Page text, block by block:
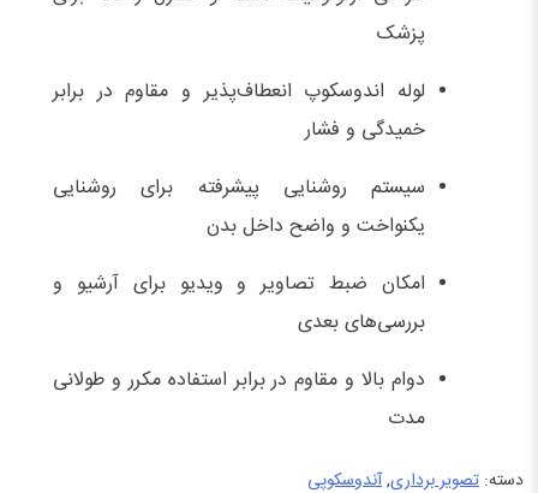
پزشک
لوله اندوسکوپ انعطاف‌پذیر و مقاوم در برابر
خمیدگی و فشار
سیستم روشنایی پیشرفته برای روشنایی
یکنواخت و واضح داخل بدن
امکان ضبط تصاویر و ویدیو برای آرشیو و
بررسی‌های بعدی
دوام بالا و مقاوم در برابر استفاده مکرر و طولانی
مدت
دسته: تصویر برداری,آندوسکوپی